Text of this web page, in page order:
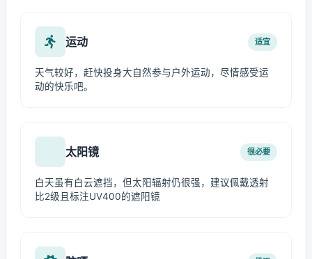
运动 适宜
天气较好，赶快投身大自然参与户外运动，尽情感受运
动的快乐吧。
太阳镜 很必要
白天虽有白云遮挡，但太阳辐射仍很强，建议佩戴透射
比2级且标注UV400的遮阳镜